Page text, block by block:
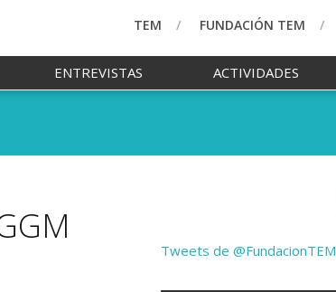
TEM FUNDACIÓN TEM
ENTREVISTAS ACTIVIDADES
Tweets de @FundacionTEM